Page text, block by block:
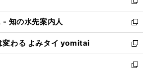
開
く
ン
ド
ウ
で
開
く
い
ウ
ィ
ン
ド
ウ
で
新
し
い
ウ
ィ
ン
ド
- 知の水先案内人
新
し
い
ウ
ィ
変わる よみタイ yomitai
新
し
い
新